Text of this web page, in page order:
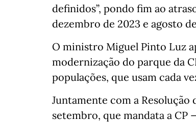
definidos”, pondo fim ao
dezembro de 2023 e agosto
O ministro Miguel Pinto Luz
modernização do parque da
populações, que usam cada
Juntamente com a
setembro, que mandata a CP